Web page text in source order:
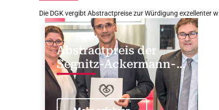
Die DGK vergibt Abstractpreise zur Würdigung exzellenter
Abstractpreis der
Segnitz-Ackermann-
Stiftung